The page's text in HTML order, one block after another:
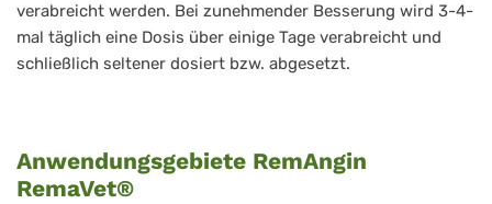
verabreicht werden. Bei zunehmender Besserung wird 3-4-
mal täglich eine Dosis über einige Tage verabreicht und
schließlich seltener dosiert bzw. abgesetzt.
Anwendungsgebiete RemAngin
RemaVet®